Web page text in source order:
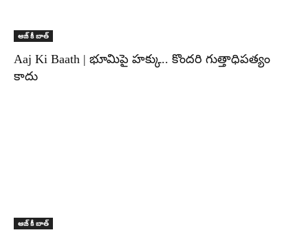
ఆజ్ కీ బాత్
Aaj Ki Baath | భూమిపై హక్కు.. కొందరి గుత్తాధిపత్యం
కాదు
ఆజ్ కీ బాత్